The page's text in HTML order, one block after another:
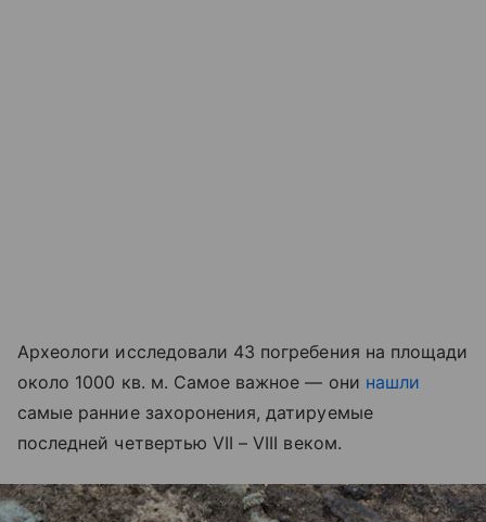
Археологи исследовали 43 погребения на площади
около 1000 кв. м. Самое важное — они нашли
самые ранние захоронения, датируемые
последней четвертью VII – VIII веком.